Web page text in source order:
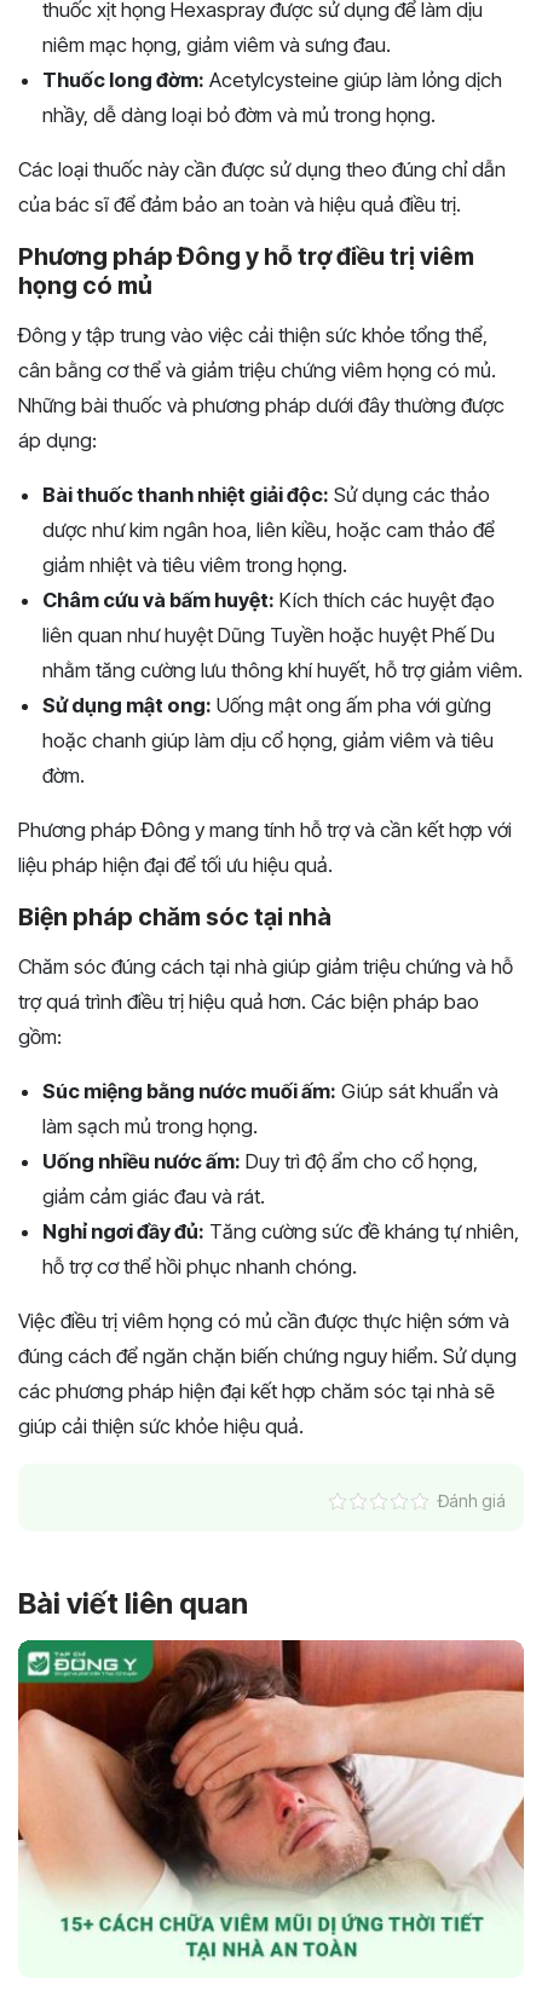
thuốc xịt họng Hexaspray được sử dụng để làm dịu
niêm mạc họng, giảm viêm và sưng đau.
Thuốc long đờm: Acetylcysteine giúp làm lỏng dịch
nhầy, dễ dàng loại bỏ đờm và mủ trong họng.
Các loại thuốc này cần được sử dụng theo đúng chỉ dẫn
của bác sĩ để đảm bảo an toàn và hiệu quả điều trị.
Phương pháp Đông y hỗ trợ điều trị viêm
họng có mủ
Đông y tập trung vào việc cải thiện sức khỏe tổng thể,
cân bằng cơ thể và giảm triệu chứng viêm họng có mủ.
Những bài thuốc và phương pháp dưới đây thường được
áp dụng:
Bài thuốc thanh nhiệt giải độc: Sử dụng các thảo
dược như kim ngân hoa, liên kiều, hoặc cam thảo để
giảm nhiệt và tiêu viêm trong họng.
Châm cứu và bấm huyệt: Kích thích các huyệt đạo
liên quan như huyệt Dũng Tuyền hoặc huyệt Phế Du
nhằm tăng cường lưu thông khí huyết, hỗ trợ giảm viêm.
Sử dụng mật ong: Uống mật ong ấm pha với gừng
hoặc chanh giúp làm dịu cổ họng, giảm viêm và tiêu
đờm.
Phương pháp Đông y mang tính hỗ trợ và cần kết hợp với
liệu pháp hiện đại để tối ưu hiệu quả.
Biện pháp chăm sóc tại nhà
Chăm sóc đúng cách tại nhà giúp giảm triệu chứng và hỗ
trợ quá trình điều trị hiệu quả hơn. Các biện pháp bao
gồm:
Súc miệng bằng nước muối ấm: Giúp sát khuẩn và
làm sạch mủ trong họng.
Uống nhiều nước ấm: Duy trì độ ẩm cho cổ họng,
giảm cảm giác đau và rát.
Nghỉ ngơi đầy đủ: Tăng cường sức đề kháng tự nhiên,
hỗ trợ cơ thể hồi phục nhanh chóng.
Việc điều trị viêm họng có mủ cần được thực hiện sớm và
đúng cách để ngăn chặn biến chứng nguy hiểm. Sử dụng
các phương pháp hiện đại kết hợp chăm sóc tại nhà sẽ
giúp cải thiện sức khỏe hiệu quả.
Đánh giá
Bài viết liên quan